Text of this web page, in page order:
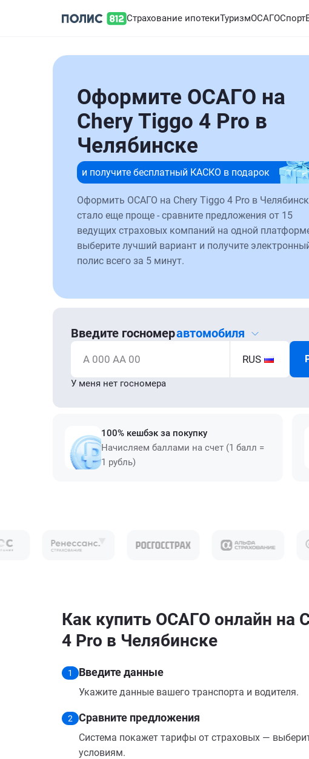
Страхование ипотекиТуризмОСАГОСпорт
Оформите ОСАГО на
Chery Tiggo 4 Pro в
Челябинске
и получите бесплатный КАСКО в подарок
Оформить ОСАГО на Chery Tiggo 4 Pro в
стало еще проще - сравните предложения от 15
ведущих страховых компаний на одной
выберите лучший вариант и получите
полис всего за 5 минут.
Введите госномеравтомобиля
А 000 АА 00 RUS
У меня нет госномера
100% кешбэк за покупку
Начисляем баллами на счет (1 балл =
1 рубль)
Как купить ОСАГО онлайн на
4 Pro в Челябинске
1 Введите данные
Укажите данные вашего транспорта и водителя.
2 Сравните предложения
Система покажет тарифы от страховых —
условиям.